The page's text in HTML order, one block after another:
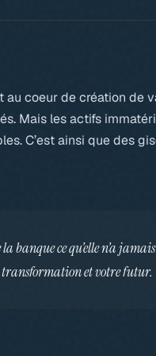
au coeur de création de
Mais les actifs
C’est ainsi que des
banque ce qu’elle n’a
transformation et votre futur.